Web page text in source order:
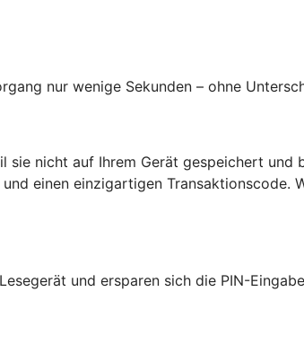
nur wenige Sekunden – ohne
sie nicht auf Ihrem Gerät gespeichert
einen einzigartigen
und ersparen sich die PIN-